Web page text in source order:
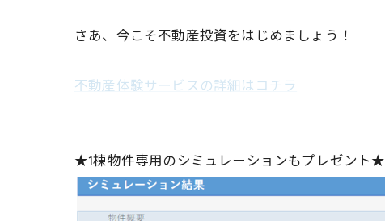
さあ、今こそ不動産投資をはじめましょう！
不動産体験サービスの詳細はコチラ
★1棟物件専用のシミュレーションもプレゼント★